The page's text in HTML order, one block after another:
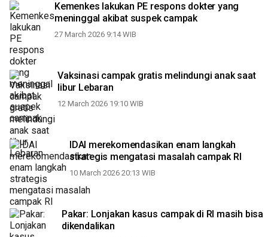
Kemenkes lakukan PE respons dokter yang
meninggal akibat suspek campak
27 March 2026 9:14 WIB
Vaksinasi campak gratis melindungi anak saat
libur Lebaran
12 March 2026 19:10 WIB
IDAI merekomendasikan enam langkah
strategis mengatasi masalah campak RI
10 March 2026 20:13 WIB
Pakar: Lonjakan kasus campak di RI masih bisa
dikendalikan